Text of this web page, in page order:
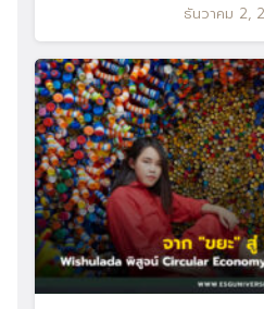
ธันวาคม 2,